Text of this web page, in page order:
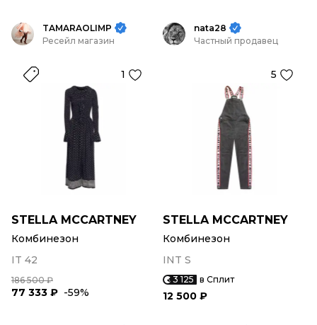
TAMARAOLIMP
Ресейл магазин
1
STELLA MCCARTNEY
Комбинезон
IT 42
186 500 ₽
77 333 ₽ -59%
nata28
Частный продавец
5
STELLA MCCARTNEY
Комбинезон
INT S
3 125 в Сплит
12 500 ₽